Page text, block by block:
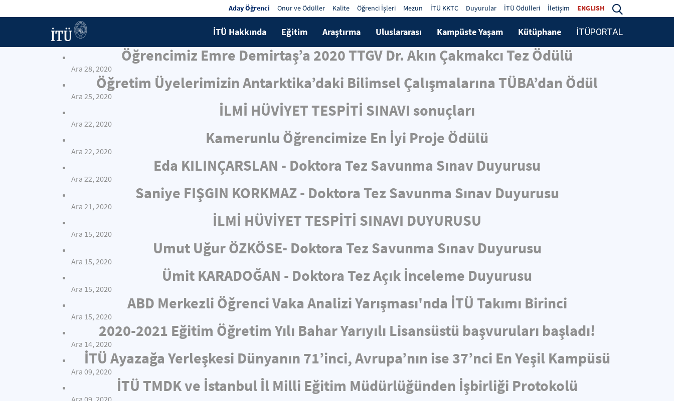
Aday Öğrenci Onur ve Ödüller Kalite Öğrenci İşleri Mezun İTÜ KKTC Duyurular İTÜ Ödülleri İletişim ENGLISH
İTÜ Hakkında Eğitim Araştırma Uluslararası Kampüste Yaşam Kütüphane İTÜPORTAL
Öğrencimiz Emre Demirtaş’a 2020 TTGV Dr. Akın Çakmakcı Tez Ödülü
Ara 28, 2020
Öğretim Üyelerimizin Antarktika’daki Bilimsel Çalışmalarına TÜBA’dan Ödül
Ara 25, 2020
İLMİ HÜVİYET TESPİTİ SINAVI sonuçları
Ara 22, 2020
Kamerunlu Öğrencimize En İyi Proje Ödülü
Ara 22, 2020
Eda KILINÇARSLAN - Doktora Tez Savunma Sınav Duyurusu
Ara 22, 2020
Saniye FIŞGIN KORKMAZ - Doktora Tez Savunma Sınav Duyurusu
Ara 21, 2020
İLMİ HÜVİYET TESPİTİ SINAVI DUYURUSU
Ara 15, 2020
Umut Uğur ÖZKÖSE- Doktora Tez Savunma Sınav Duyurusu
Ara 15, 2020
Ümit KARADOĞAN - Doktora Tez Açık İnceleme Duyurusu
Ara 15, 2020
ABD Merkezli Öğrenci Vaka Analizi Yarışması'nda İTÜ Takımı Birinci
Ara 15, 2020
2020-2021 Eğitim Öğretim Yılı Bahar Yarıyılı Lisansüstü başvuruları başladı!
Ara 14, 2020
İTÜ Ayazağa Yerleşkesi Dünyanın 71’inci, Avrupa’nın ise 37’nci En Yeşil Kampüsü
Ara 09, 2020
İTÜ TMDK ve İstanbul İl Milli Eğitim Müdürlüğünden İşbirliği Protokolü